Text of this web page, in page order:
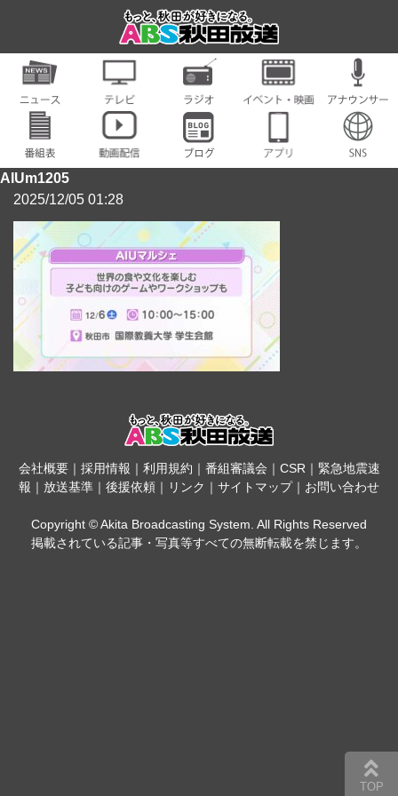
AIUm1205
2025/12/05 01:28
会社概要｜ 採用情報 ｜ 利用規約 ｜ 番組審議会 ｜ CSR｜ 緊急地震速
報 ｜ 放送基準 ｜ 後援依頼 ｜ リンク ｜ サイトマップ｜ お問い合わせ
Copyright © Akita Broadcasting System. All Rights Reserved
掲載されている記事・写真等すべての無断転載を禁じます。